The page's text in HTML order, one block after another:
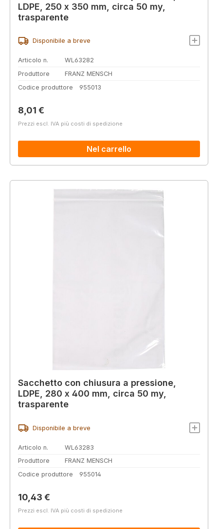
LDPE, 250 x 350 mm, circa 50 my,
trasparente
Disponibile a breve
Articolo n.
WL63282
Produttore
FRANZ MENSCH
Codice produttore
955013
Prezzo normale:
8,01 €
Prezzi escl. IVA più costi di spedizione
Nel carrello
Sacchetto con chiusura a pressione,
LDPE, 280 x 400 mm, circa 50 my,
trasparente
Disponibile a breve
Articolo n.
WL63283
Produttore
FRANZ MENSCH
Codice produttore
955014
Prezzo normale:
10,43 €
Prezzi escl. IVA più costi di spedizione